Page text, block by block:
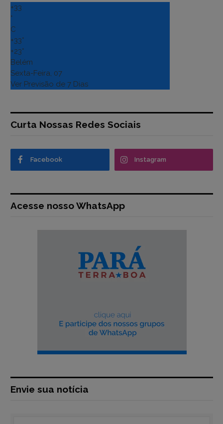
+33
°
C
+33°
+23°
Belém
Sexta-Feira, 07
Ver Previsão de 7 Dias
Curta Nossas Redes Sociais
Facebook Instagram
Acesse nosso WhatsApp
Envie sua notícia